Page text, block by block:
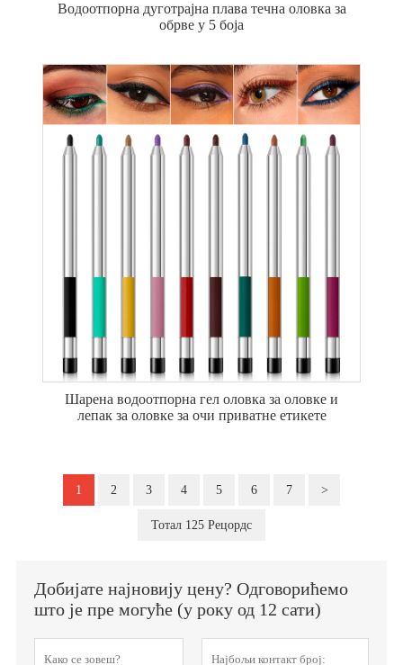
Водоотпорна дуготрајна плава течна оловка за
обрве у 5 боја
Шарена водоотпорна гел оловка за оловке и
лепак за оловке за очи приватне етикете
1 2 3 4 5 6 7 >
Тотал 125 Рецордс
Добијате најновију цену? Одговорићемо
што је пре могуће (у року од 12 сати)